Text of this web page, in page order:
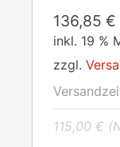
136,85 €
inkl. 19 %
zzgl.
115,00 €